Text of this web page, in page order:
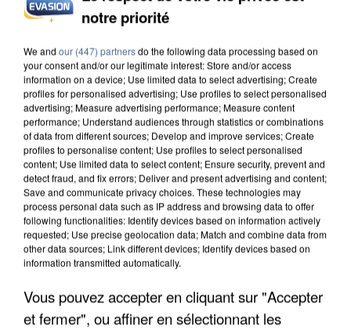
5 août 2026
L’un des fondateurs supposés de la DZ Mafia
interpellé en Algérie
Il est soupçonné d'y avoir mené ses opérations en
France.
notre priorité
We and our (447) partnersdo the following data processing based on
your consent and/or our legitimate interest: Store and/or access
information on a device; Use limited data to select advertising; Create
profiles for personalised advertising; Use profiles to select personalised
advertising; Measure advertising performance; Measure content
performance; Understand audiences through statistics or combinations
of data from different sources; Develop and improve services; Create
profiles to personalise content; Use profiles to select personalised
content; Use limited data to select content; Ensure security, prevent and
detect fraud, and fix errors; Deliver and present advertising and content;
Save and communicate privacy choices. These technologies may
process personal data such as IP address and browsing data to offer
following functionalities: Identify devices based on information actively
requested; Use precise geolocation data; Match and combine data from
other data sources; Link different devices; Identify devices based on
information transmitted automatically.
Vous pouvez accepter en cliquant sur "Accepter
et fermer", ou affiner en sélectionnant les